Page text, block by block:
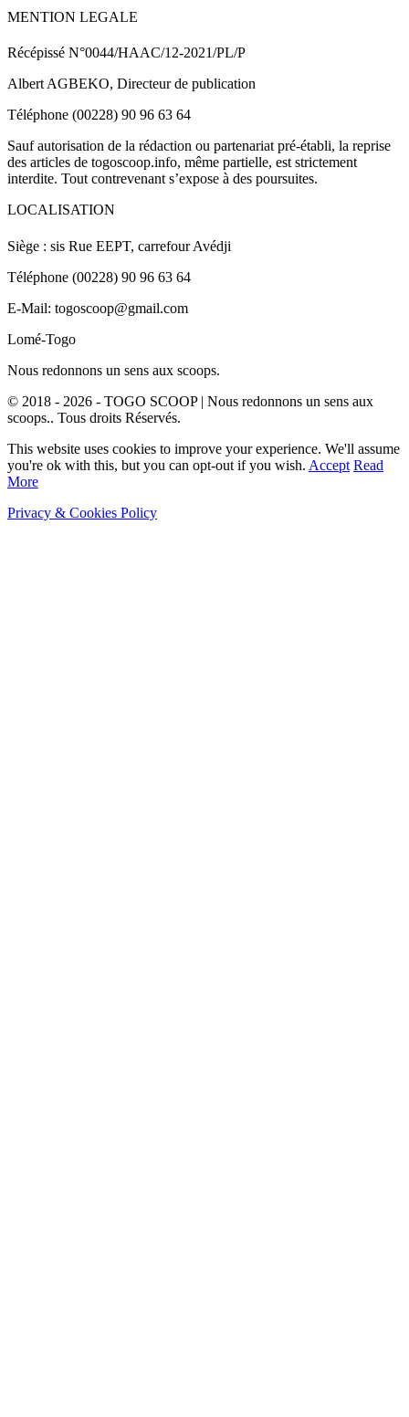
MENTION LEGALE
Récépissé N°0044/HAAC/12-2021/PL/P
Albert AGBEKO, Directeur de publication
Téléphone (00228) 90 96 63 64
Sauf autorisation de la rédaction ou partenariat pré-établi, la reprise
des articles de togoscoop.info, même partielle, est strictement
interdite. Tout contrevenant s’expose à des poursuites.
LOCALISATION
Siège : sis Rue EEPT, carrefour Avédji
Téléphone (00228) 90 96 63 64
E-Mail: togoscoop@gmail.com
Lomé-Togo
Nous redonnons un sens aux scoops.
© 2018 - 2026 - TOGO SCOOP | Nous redonnons un sens aux
scoops.. Tous droits Réservés.
This website uses cookies to improve your experience. We'll assume
you're ok with this, but you can opt-out if you wish. Accept Read
More
Privacy & Cookies Policy